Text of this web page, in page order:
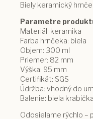
Biely keramický
Parametre
Materiál: keramika
Farba hrnčeka: biela
Objem: 300 ml
Priemer: 82 mm
Výška: 95 mm
Certifikát: SGS
Údržba: vhodný do
Balenie: biela
Odosielame rýchlo –